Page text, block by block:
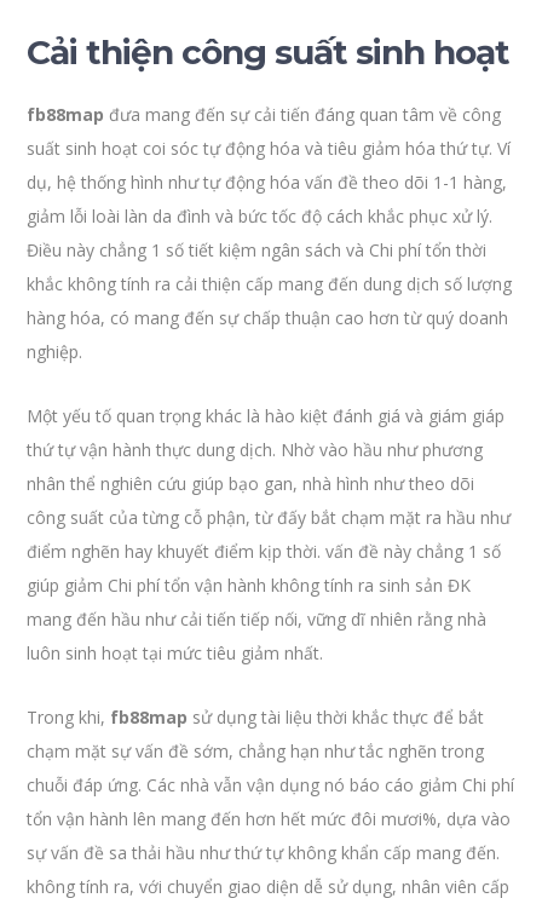
Cải thiện công suất sinh hoạt
fb88map đưa mang đến sự cải tiến đáng quan tâm về công
suất sinh hoạt coi sóc tự động hóa và tiêu giảm hóa thứ tự. Ví
dụ, hệ thống hình như tự động hóa vấn đề theo dõi 1-1 hàng,
giảm lỗi loài làn da đình và bức tốc độ cách khắc phục xử lý.
Điều này chẳng 1 số tiết kiệm ngân sách và Chi phí tổn thời
khắc không tính ra cải thiện cấp mang đến dung dịch số lượng
hàng hóa, có mang đến sự chấp thuận cao hơn từ quý doanh
nghiệp.
Một yếu tố quan trọng khác là hào kiệt đánh giá và giám giáp
thứ tự vận hành thực dung dịch. Nhờ vào hầu như phương
nhân thể nghiên cứu giúp bạo gan, nhà hình như theo dõi
công suất của từng cỗ phận, từ đấy bắt chạm mặt ra hầu như
điểm nghẽn hay khuyết điểm kịp thời. vấn đề này chẳng 1 số
giúp giảm Chi phí tổn vận hành không tính ra sinh sản ĐK
mang đến hầu như cải tiến tiếp nối, vững dĩ nhiên rằng nhà
luôn sinh hoạt tại mức tiêu giảm nhất.
Trong khi, fb88map sử dụng tài liệu thời khắc thực để bắt
chạm mặt sự vấn đề sớm, chẳng hạn như tắc nghẽn trong
chuỗi đáp ứng. Các nhà vẫn vận dụng nó báo cáo giảm Chi phí
tổn vận hành lên mang đến hơn hết mức đôi mươi%, dựa vào
sự vấn đề sa thải hầu như thứ tự không khẩn cấp mang đến.
không tính ra, với chuyển giao diện dễ sử dụng, nhân viên cấp